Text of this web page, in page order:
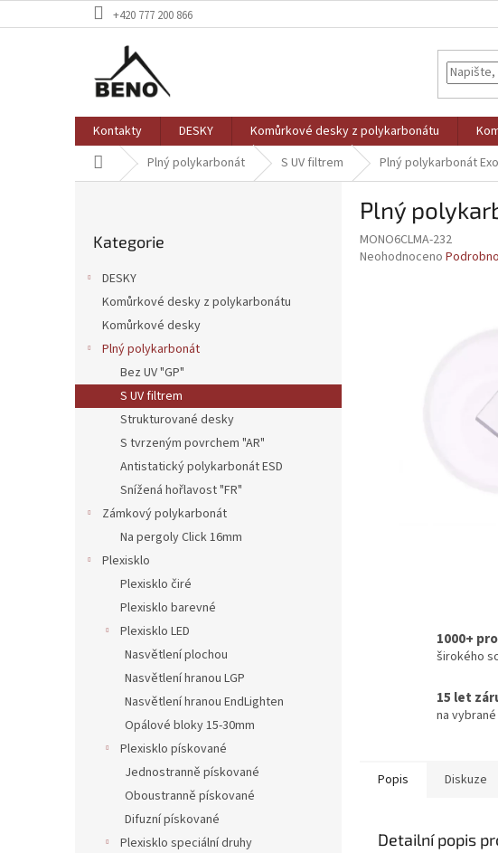
na
+420 777 200 866
Kontakty DESKY Komůrkové desky z polykarbonátu
Domů Plný polykarbonát S UV filtrem Plný polykarbonát
a
n
kategorie
Kategorie
DESKY
Komůrkové desky z polykarbonátu
Komůrkové desky
Plný polykarbonát
Bez UV "GP"
S UV filtrem
Strukturované desky
S tvrzeným povrchem "AR"
Antistatický polykarbonát ESD
Snížená hořlavost "FR"
Zámkový polykarbonát
Na pergoly Click 16mm
Plexisklo
Plexisklo čiré
Plexisklo barevné
Plexisklo LED
Nasvětlení plochou
Nasvětlení hranou LGP
Nasvětlení hranou EndLighten
Opálové bloky 15-30mm
Plexisklo pískované
Jednostranně pískované
Oboustranně pískované
Difuzní pískované
Plexisklo speciální druhy
Plný
MONO6CLMA-232
Průměrné
Neohodnoceno
1000+
širokého
15 let
na
Popis Diskuze
Detailní popis